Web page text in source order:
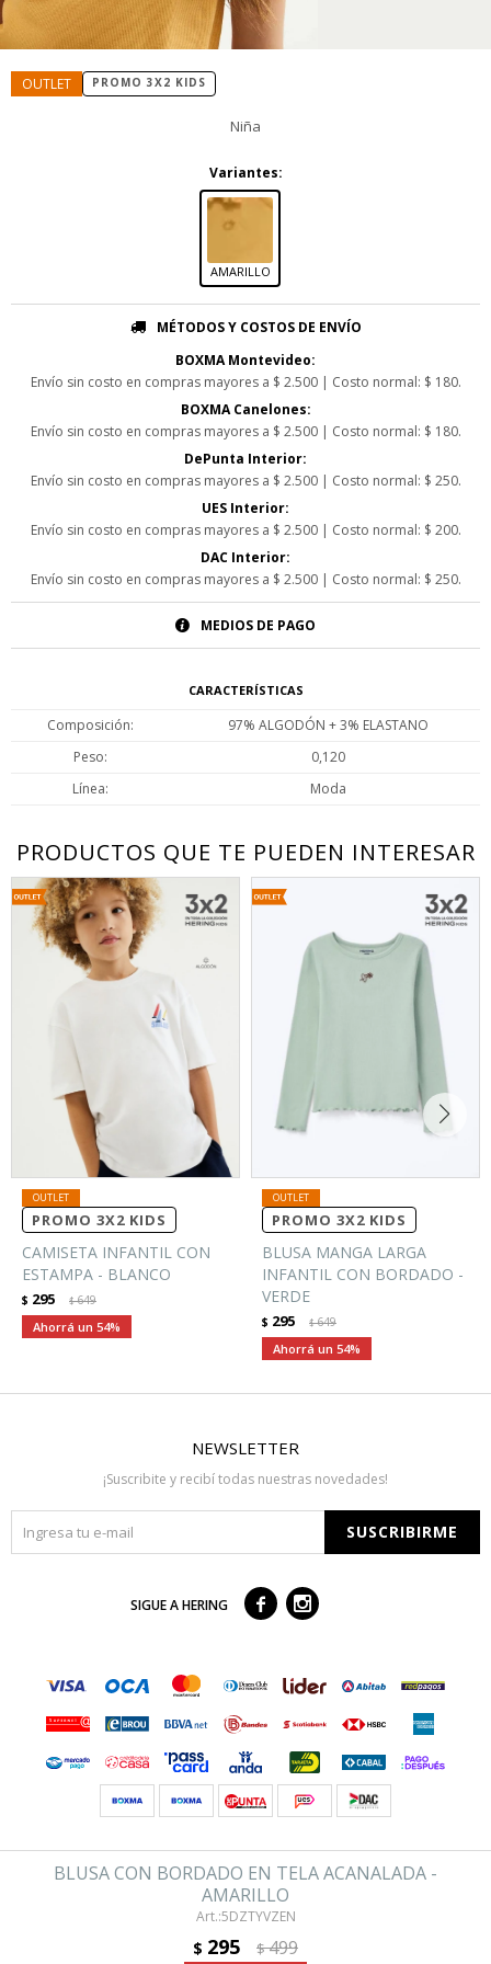
PROMO 3X2 KIDS
Niña
Variantes:
AMARILLO
BLUSA CON BORDADO EN TELA ACANALADA -
AMARILLO
5DZTYVZEN
$ 295 $499
MÉTODOS Y COSTOS DE ENVÍO
BOXMA Montevideo:
Envío sin costo en compras mayores a $ 2.500 | Costo normal: $ 180.
BOXMA Canelones:
Envío sin costo en compras mayores a $ 2.500 | Costo normal: $ 180.
DePunta Interior:
Envío sin costo en compras mayores a $ 2.500 | Costo normal: $ 250.
UES Interior:
Envío sin costo en compras mayores a $ 2.500 | Costo normal: $ 200.
DAC Interior:
Envío sin costo en compras mayores a $ 2.500 | Costo normal: $ 250.
MEDIOS DE PAGO
CARACTERÍSTICAS
Composición
97% ALGODÓN + 3% ELASTANO
Peso
0,120
Línea
Moda
PRODUCTOS QUE TE PUEDEN INTERESAR
PROMO 3X2 KIDS
CAMISETA INFANTIL CON
ESTAMPA - BLANCO
$ 295 $649
54
PROMO 3X2 KIDS
BLUSA MANGA LARGA
INFANTIL CON BORDADO -
VERDE
$ 295 $649
54
NEWSLETTER
¡Suscribite y recibí todas nuestras novedades!
SUSCRIBIRME
SIGUE A HERING  
© Copyright 2026 / Heringes representada por GUSTOV S.A Montevideo- Uruguay